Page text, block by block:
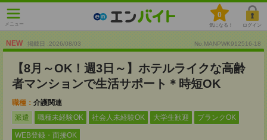
メニュー
0
気になる！ ログイン
NEW 掲載日 :2026/08/03 No.MANPWK912516-18
【8月～OK！週3日～】ホテルライクな高齢
者マンションで生活サポート＊時短OK
職種： 介護関連
派遣
職種未経験OK 社会人未経験OK 大学生歓迎 ブランクOK
WEB登録・面接OK